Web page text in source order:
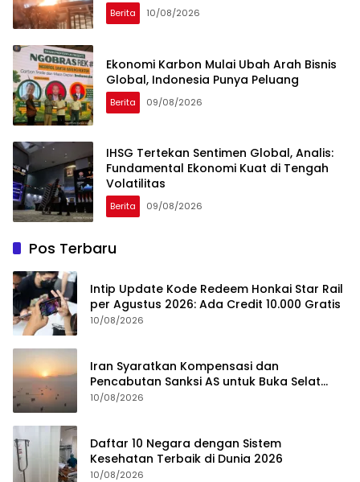
Berita 10/08/2026
Ekonomi Karbon Mulai Ubah Arah Bisnis
Global, Indonesia Punya Peluang
Berita 09/08/2026
IHSG Tertekan Sentimen Global, Analis:
Fundamental Ekonomi Kuat di Tengah
Volatilitas
Berita 09/08/2026
Pos Terbaru
Intip Update Kode Redeem Honkai Star Rail
per Agustus 2026: Ada Credit 10.000 Gratis
10/08/2026
Iran Syaratkan Kompensasi dan
Pencabutan Sanksi AS untuk Buka Selat
Hormuz
10/08/2026
Daftar 10 Negara dengan Sistem
Kesehatan Terbaik di Dunia 2026
10/08/2026